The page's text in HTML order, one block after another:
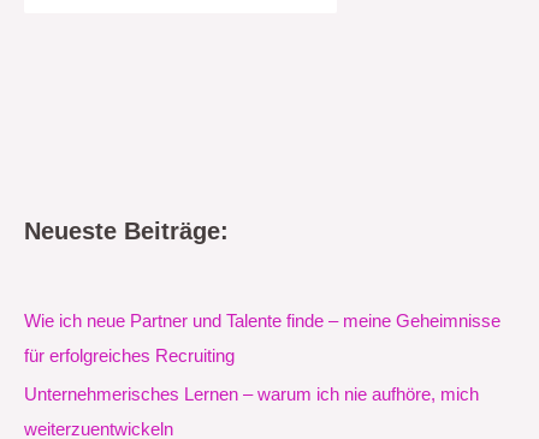
Neueste Beiträge:
Wie ich neue Partner und Talente finde – meine Geheimnisse
für erfolgreiches Recruiting
Unternehmerisches Lernen – warum ich nie aufhöre, mich
weiterzuentwickeln